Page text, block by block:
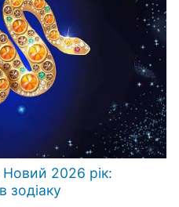
2026 рік:
зодіаку